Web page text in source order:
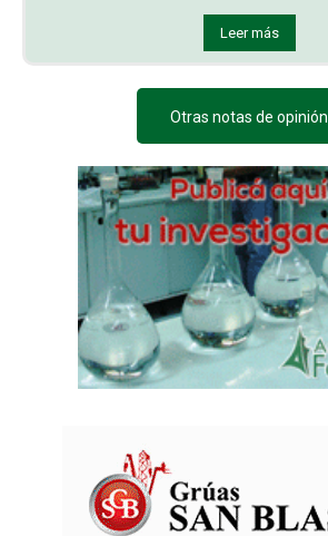
Leer más
Otras notas de opinión